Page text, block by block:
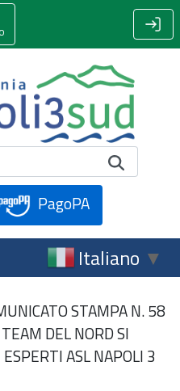
PagoPA
Italiano ▼
STAMPA N. 58
DEL NORD SI
ASL NAPOLI 3